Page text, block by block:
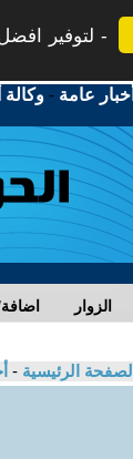
لتوفير
أخبار عامة -وكالة
الزوار
الصفحة الرئيسية -